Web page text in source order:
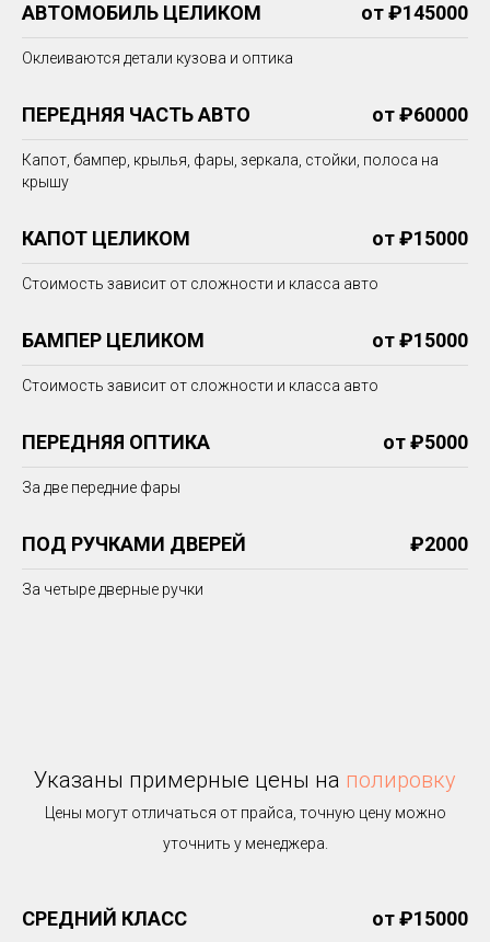
АВТОМОБИЛЬ ЦЕЛИКОМ от ₽145000
Оклеиваются детали кузова и оптика
ПЕРЕДНЯЯ ЧАСТЬ АВТО от ₽60000
Капот, бампер, крылья, фары, зеркала, стойки, полоса на
крышу
КАПОТ ЦЕЛИКОМ от ₽15000
Стоимость зависит от сложности и класса авто
БАМПЕР ЦЕЛИКОМ от ₽15000
Стоимость зависит от сложности и класса авто
ПЕРЕДНЯЯ ОПТИКА от ₽5000
За две передние фары
ПОД РУЧКАМИ ДВЕРЕЙ ₽2000
За четыре дверные ручки
Указаны примерные цены на полировку
Цены могут отличаться от прайса, точную цену можно
уточнить у менеджера.
СРЕДНИЙ КЛАСС от ₽15000